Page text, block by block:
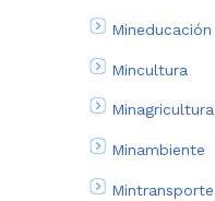
Mineducación
Mincultura
Minagricultura
Minambiente
Mintransporte